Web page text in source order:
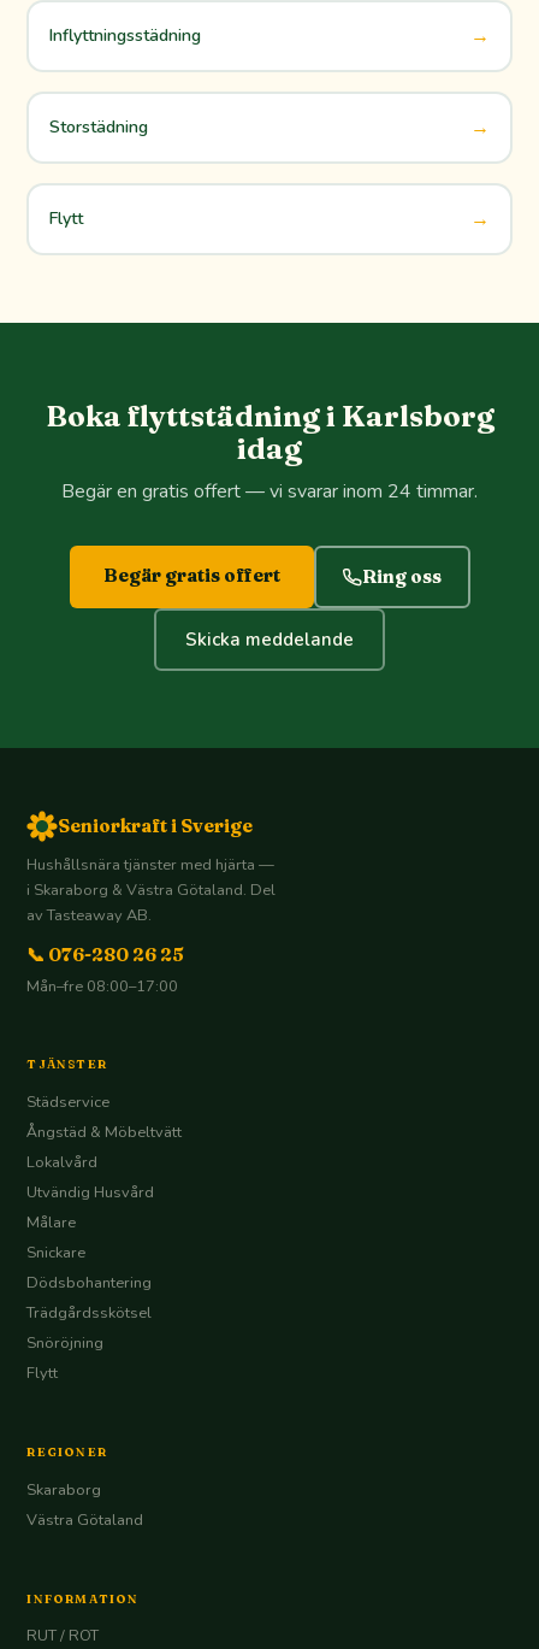
Inflyttningsstädning →
Storstädning →
Flytt →
Boka flyttstädning i Karlsborg
idag
Begär en gratis offert — vi svarar inom 24 timmar.
Begär gratis offert Ring oss
Skicka meddelande
Seniorkraft i Sverige
Hushållsnära tjänster med hjärta —
i Skaraborg & Västra Götaland. Del
av Tasteaway AB.
📞 076-280 26 25
Mån–fre 08:00–17:00
TJÄNSTER
Städservice
Ångstäd & Möbeltvätt
Lokalvård
Utvändig Husvård
Målare
Snickare
Dödsbohantering
Trädgårdsskötsel
Snöröjning
Flytt
REGIONER
Skaraborg
Västra Götaland
INFORMATION
RUT / ROT